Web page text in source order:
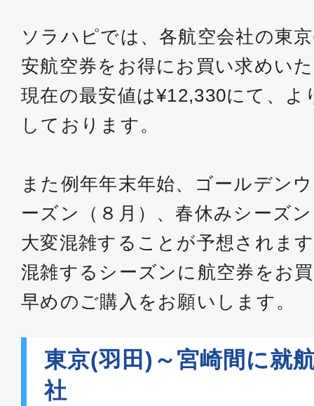
ソラハピでは、各航空会社の東
安航空券をお得にお買い求めい
現在の最安値は¥12,330にて、
しております。
また例年年末年始、ゴールデン
ーズン（８月）、春休みシーズ
大変混雑することが予想されま
混雑するシーズンに航空券をお
早めのご購入をお願いします。
東京(羽田)～宮崎間に就
社